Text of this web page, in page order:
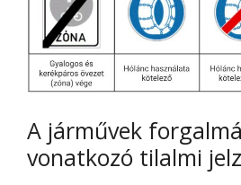
A járművek
vonatkozó tilalmi